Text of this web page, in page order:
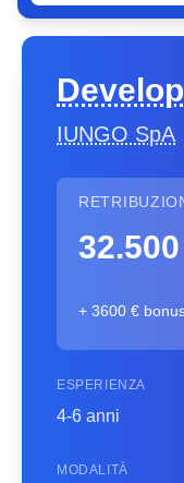
IUNGO SpA
+ 3600 €
ESPERIENZA
4-6 anni
MODALITÀ